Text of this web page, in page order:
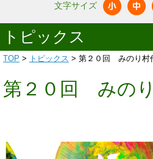
文字サイズ
トピックス
TOP > トピックス > 第２０回 みのり村
第２０回 みの